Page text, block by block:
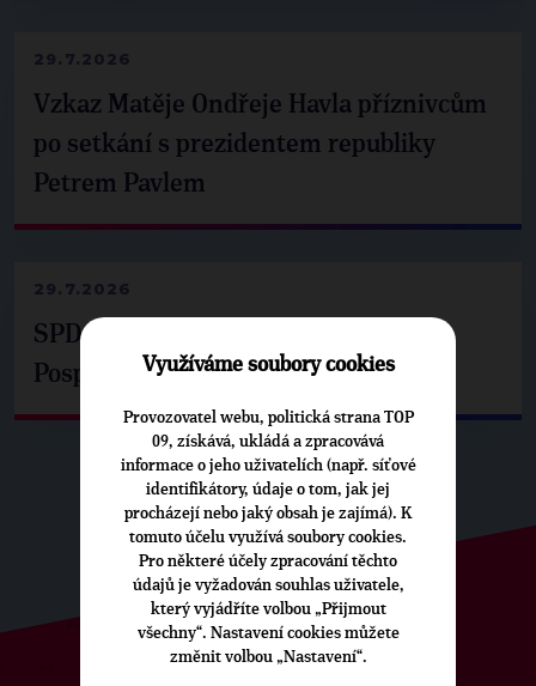
29.7.2026
Vzkaz Matěje Ondřeje Havla příznivcům
po setkání s prezidentem republiky
Petrem Pavlem
29.7.2026
SPD už není ve zprávě o extremismu.
Pospíšil: Je tu pachuť
Využíváme soubory cookies
Provozovatel webu, politická strana TOP
09, získává, ukládá a zpracovává
informace o jeho uživatelích (např. síťové
identifikátory, údaje o tom, jak jej
procházejí nebo jaký obsah je zajímá). K
tomuto účelu využívá soubory cookies.
Pro některé účely zpracování těchto
údajů je vyžadován souhlas uživatele,
který vyjádříte volbou „Přijmout
všechny“. Nastavení cookies můžete
změnit volbou „Nastavení“.